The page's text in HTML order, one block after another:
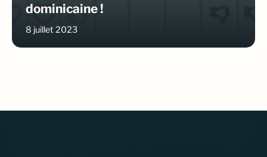
dominicaine !
8 juillet 2023